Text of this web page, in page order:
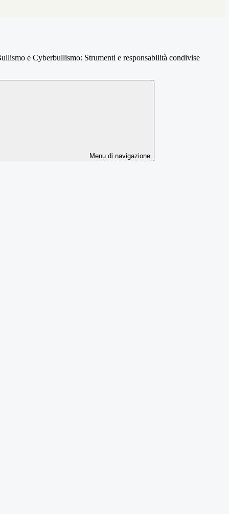
e Cyberbullismo: Strumenti e responsabilità condivise
Menu di navigazione